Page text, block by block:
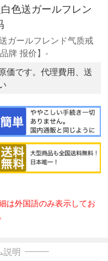
色送ガールフレン
ガールフレンド气质戒
牌 报价】-
価です。代理費用、送
は外国語のみ表示してお
説明